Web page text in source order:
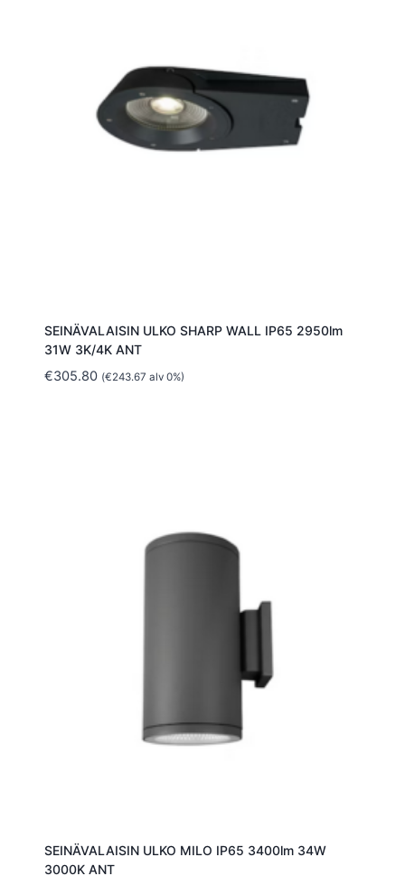
SEINÄVALAISIN ULKO SHARP WALL IP65 2950lm
31W 3K/4K ANT
€305.80 (€243.67 alv 0%)
SEINÄVALAISIN ULKO MILO IP65 3400lm 34W
3000K ANT